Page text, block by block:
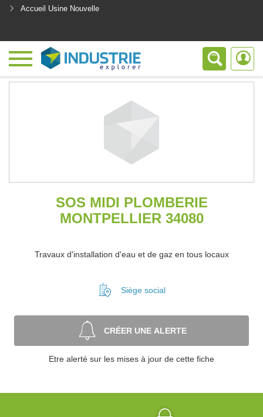
Accueil Usine Nouvelle
SOS MIDI PLOMBERIE
MONTPELLIER 34080
Travaux d'installation d'eau et de gaz en tous locaux
Siège social
CRÉER UNE ALERTE
Etre alerté sur les mises à jour de cette fiche